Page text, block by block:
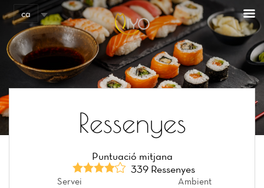
ca
Ressenyes
Puntuació mitjana
339 Ressenyes
Servei Ambient